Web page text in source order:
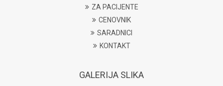
ZA PACIJENTE
CENOVNIK
SARADNICI
KONTAKT
GALERIJA SLIKA